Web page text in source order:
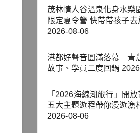
茂林情人谷溫泉化身水樂
限定夏令營 快帶帶孩子去
2026-08-06
港都好聲音圓滿落幕 青
故事、學員二度回鍋
「2026海線潮旅行」開
五大主題遊程帶你漫遊漁
2026-08-06